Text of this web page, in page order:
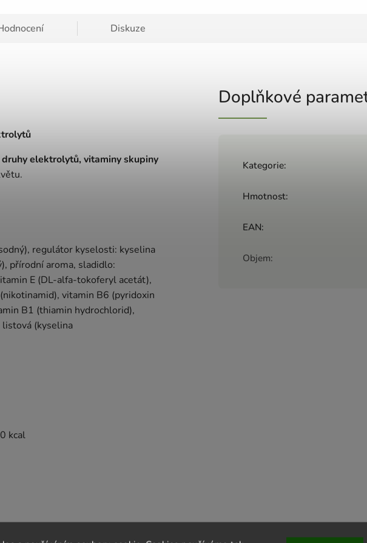
Diskuze
elektrolytů, vitaminy skupiny
regulátor kyselosti: kyselina
přírodní aroma, sladidlo:
E (DL‑alfa‑tokoferyl acetát),
vitamin B6 (pyridoxin
B1 (thiamin hydrochlorid),
(kyselina
kcal
Doplňkové
Kategorie:
Hmotnost:
EAN:
Objem: